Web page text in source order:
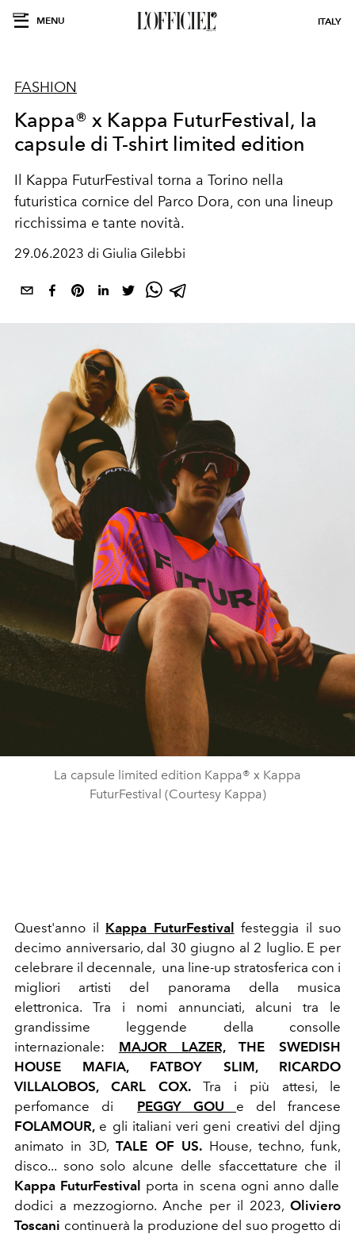
MENU ITALY
FASHION
Kappa® x Kappa FuturFestival, la
capsule di T-shirt limited edition
Il Kappa FuturFestival torna a Torino nella
futuristica cornice del Parco Dora, con una lineup
ricchissima e tante novità.
29.06.2023 di Giulia Gilebbi
La capsule limited edition Kappa® x Kappa
FuturFestival (Courtesy Kappa)
Quest'anno il Kappa FuturFestival festeggia il suo
decimo anniversario, dal 30 giugno al 2 luglio. E per
celebrare il decennale, una line-up stratosferica con i
migliori artisti del panorama della musica
elettronica. Tra i nomi annunciati, alcuni tra le
grandissime leggende della consolle
internazionale: MAJOR LAZER,THE SWEDISH
HOUSE MAFIA, FATBOY SLIM, RICARDO
VILLALOBOS, CARL COX. Tra i più attesi, le
perfomance di PEGGY GOU e del francese
FOLAMOUR, e gli italiani veri geni creativi del djing
animato in 3D,TALE OF US.House, techno, funk,
disco... sono solo alcune delle sfaccettature che il
Kappa FuturFestival porta in scena ogni anno dalle
dodici a mezzogiorno. Anche per il 2023, Oliviero
Toscani continuerà la produzione del suo progetto di